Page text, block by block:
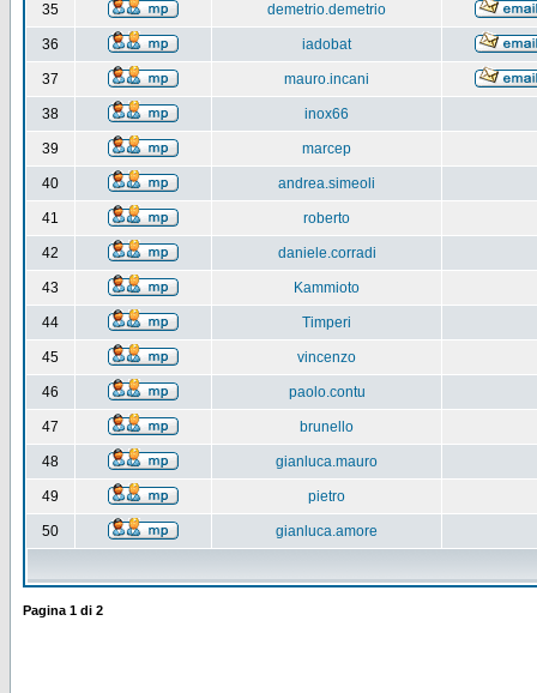
35 demetrio.demetrio
36 iadobat
37 mauro.incani
38 inox66
39 marcep
40 andrea.simeoli
41 roberto
42 daniele.corradi
43 Kammioto
44 Timperi
45 vincenzo
46 paolo.contu
47 brunello
48 gianluca.mauro
49 pietro
50 gianluca.amore
Pagina 1 di 2